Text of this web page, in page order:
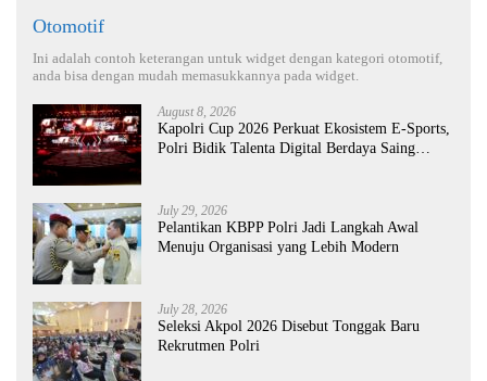
Otomotif
Ini adalah contoh keterangan untuk widget dengan kategori otomotif,
anda bisa dengan mudah memasukkannya pada widget.
August 8, 2026
Kapolri Cup 2026 Perkuat Ekosistem E-Sports,
Polri Bidik Talenta Digital Berdaya Saing
July 29, 2026
Pelantikan KBPP Polri Jadi Langkah Awal
Menuju Organisasi yang Lebih Modern
July 28, 2026
Seleksi Akpol 2026 Disebut Tonggak Baru
Rekrutmen Polri